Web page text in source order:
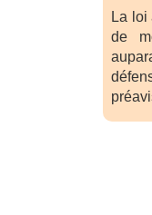
La loi
de